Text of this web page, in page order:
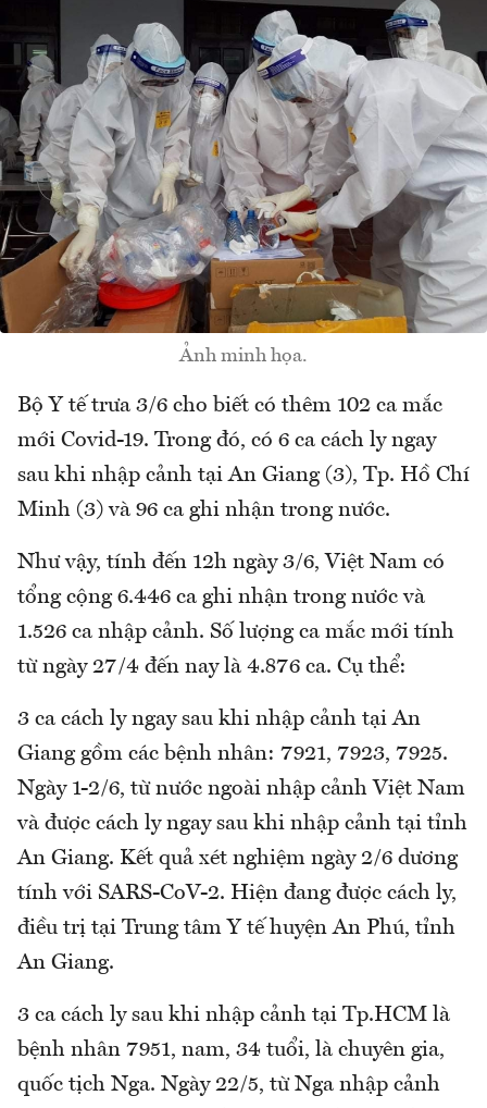
Ảnh minh họa.
Bộ Y tế trưa 3/6 cho biết có thêm 102 ca mắc
mới Covid-19. Trong đó, có 6 ca cách ly ngay
sau khi nhập cảnh tại An Giang (3), Tp. Hồ Chí
Minh (3) và 96 ca ghi nhận trong nước.
Như vậy, tính đến 12h ngày 3/6, Việt Nam có
tổng cộng 6.446 ca ghi nhận trong nước và
1.526 ca nhập cảnh. Số lượng ca mắc mới tính
từ ngày 27/4 đến nay là 4.876 ca. Cụ thể:
3 ca cách ly ngay sau khi nhập cảnh tại An
Giang gồm các bệnh nhân: 7921, 7923, 7925.
Ngày 1-2/6, từ nước ngoài nhập cảnh Việt Nam
và được cách ly ngay sau khi nhập cảnh tại tỉnh
An Giang. Kết quả xét nghiệm ngày 2/6 dương
tính với SARS-CoV-2. Hiện đang được cách ly,
điều trị tại Trung tâm Y tế huyện An Phú, tỉnh
An Giang.
3 ca cách ly sau khi nhập cảnh tại Tp.HCM là
bệnh nhân 7951, nam, 34 tuổi, là chuyên gia,
quốc tịch Nga. Ngày 22/5, từ Nga nhập cảnh